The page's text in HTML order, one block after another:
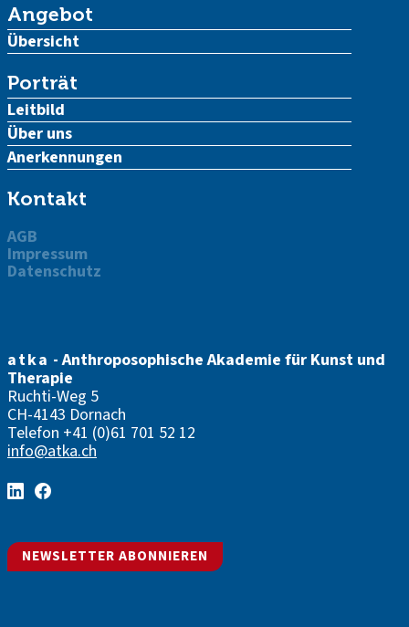
Angebot
Übersicht
Porträt
Leitbild
Über uns
Anerkennungen
Kontakt
AGB
Impressum
Datenschutz
atka - Anthroposophische Akademie für Kunst und
Therapie
Ruchti-Weg 5
CH-4143 Dornach
Telefon +41 (0)61 701 52 12
info@atka.ch
NEWSLETTER ABONNIEREN